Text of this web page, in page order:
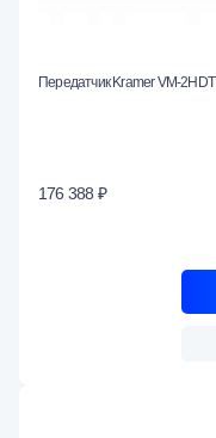
Передатчик Kramer VM-2HDT
176 388 ₽